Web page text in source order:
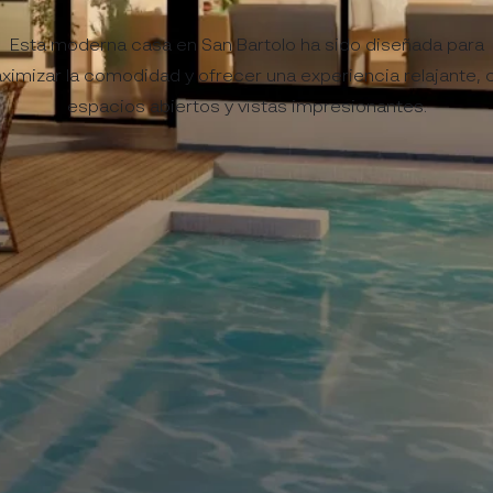
Esta moderna casa en San Bartolo ha sido diseñada para
la comodidad y ofrecer una experiencia relajante,
espacios abiertos y vistas impresionantes.